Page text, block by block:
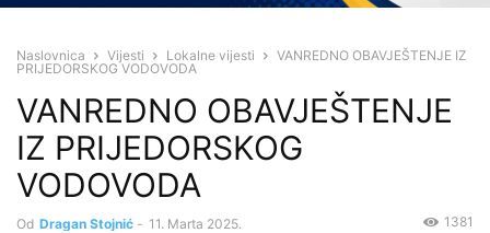
Naslovnica Vijesti Lokalne vijesti
VANREDNO OBAVJEŠTENJE IZ
PRIJEDORSKOG VODOVODA
VANREDNO OBAVJEŠTENJE
IZ PRIJEDORSKOG
VODOVODA
Od Dragan Stojnić - 11. Marta 2025. 1381